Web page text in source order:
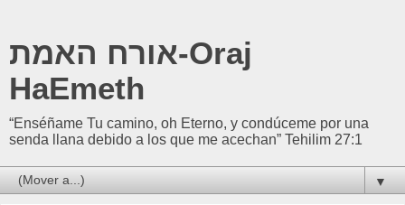
אורח האמת-Oraj
HaEmeth
“Enséñame Tu camino, oh Eterno, y condúceme por una
senda llana debido a los que me acechan” Tehilim 27:1
▼